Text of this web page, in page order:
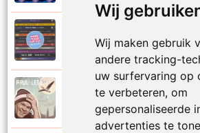
Wij
Wij maken gebruik
andere tracking-
uw surfervaring op
te verbeteren, om
gepersonaliseerde
advertenties te
Katinka
Paul De Leeuw
Kerstmis